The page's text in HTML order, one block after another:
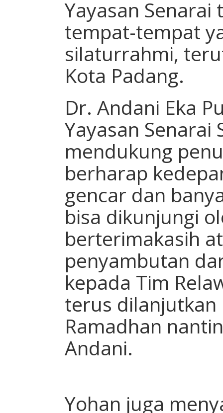
Yayasan
tempat-tempat
silaturrahmi,
Kota Padang.
Dr. Andani Eka
Yayasan
mendukung
berharap
gencar dan
bisa dikunjungi
berterimakasih
penyambutan
kepada Tim
terus
Ramadhan
Andani.
Yohan juga